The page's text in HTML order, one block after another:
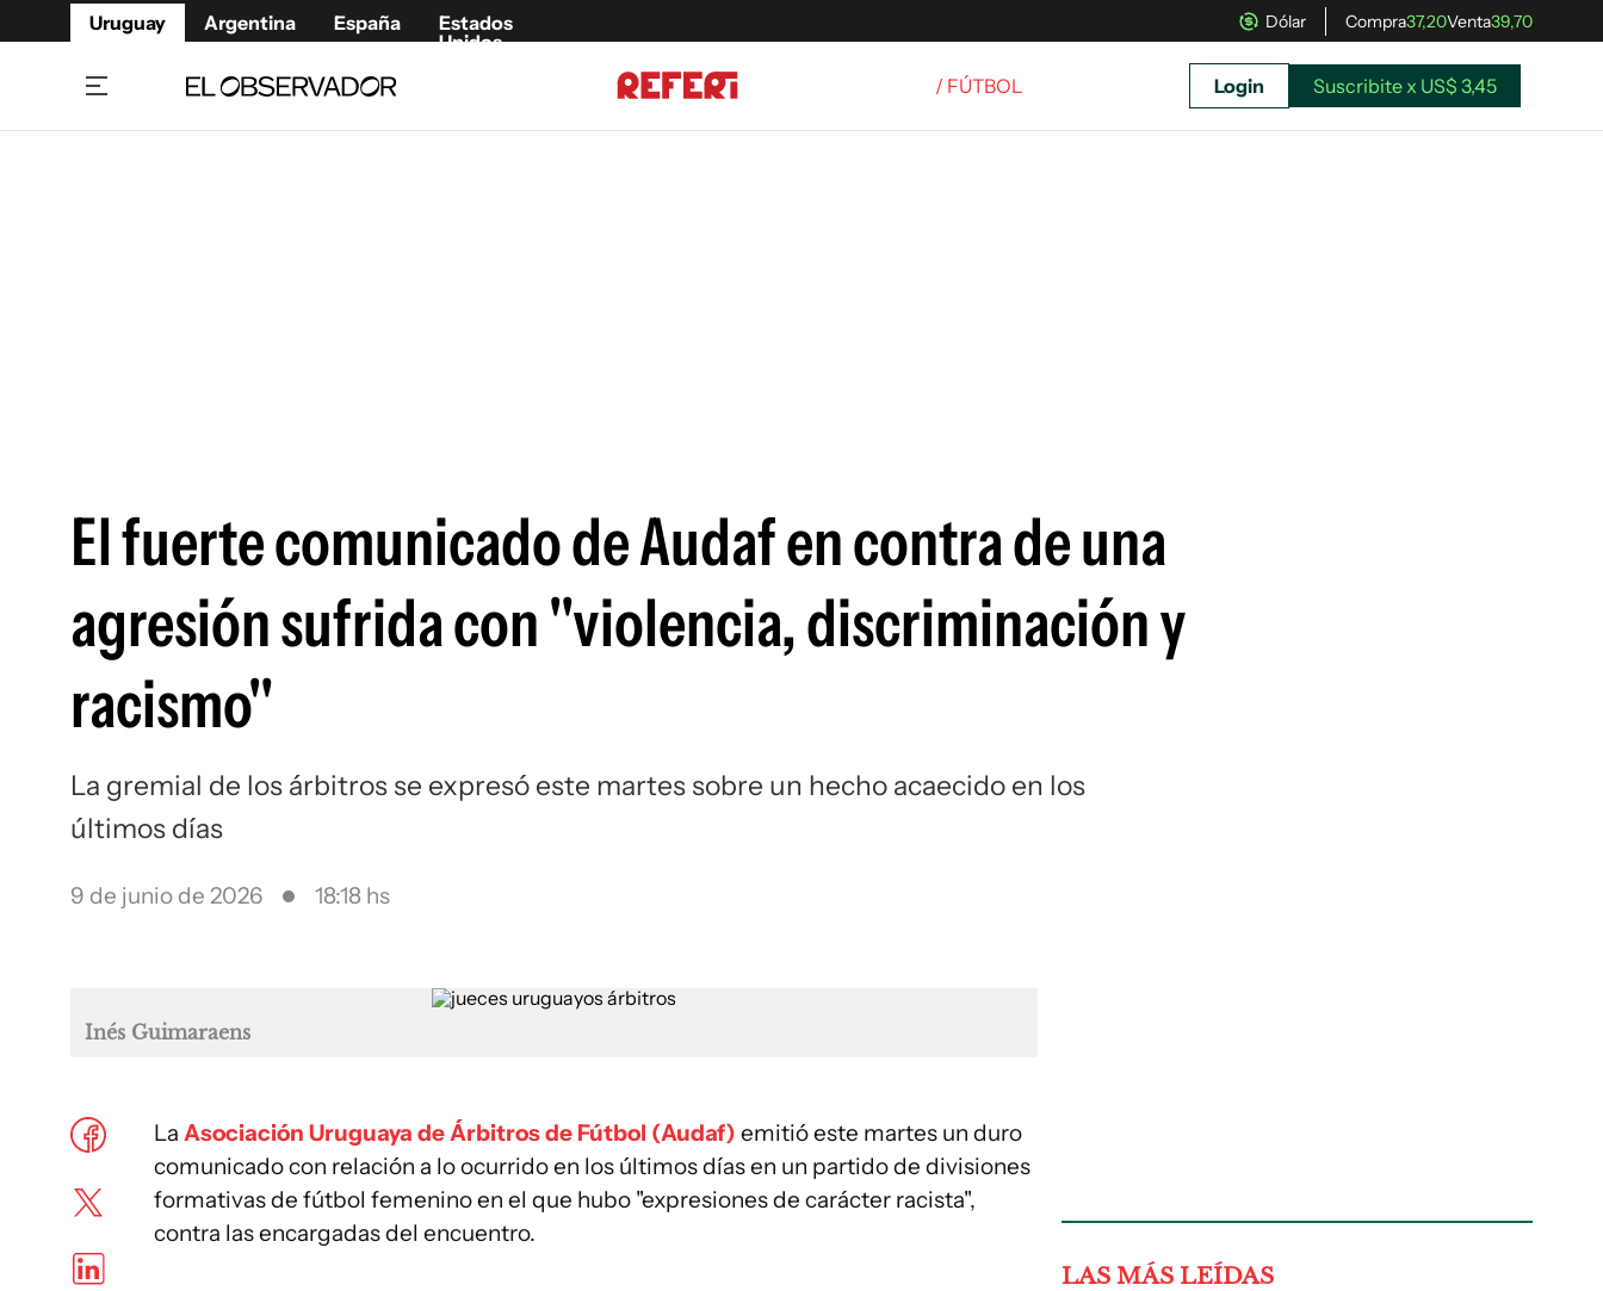
Uruguay Argentina España
Estados
Unidos
Dólar Compra37,20Venta39,70
Siguenos en:
/ FÚTBOL Login Suscribite x US$ 3,45
El fuerte comunicado de Audaf en contra de una
agresión sufrida con "violencia, discriminación y
racismo"
La gremial de los árbitros se expresó este martes sobre un hecho acaecido en los
últimos días
9 de junio de 2026 18:18 hs
Inés Guimaraens
La Asociación Uruguaya de Árbitros de Fútbol (Audaf) emitió este martes un duro
comunicado con relación a lo ocurrido en los últimos días en un partido de divisiones
formativas de fútbol femenino en el que hubo "expresiones de carácter racista",
contra las encargadas del encuentro.
LAS MÁS LEÍDAS